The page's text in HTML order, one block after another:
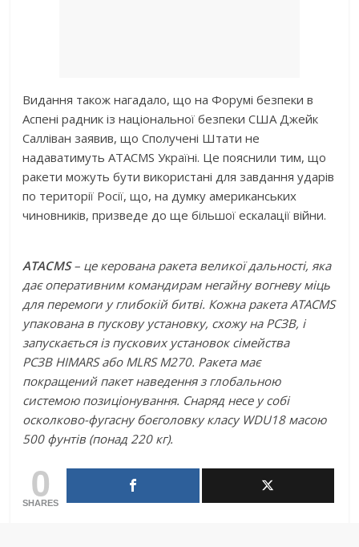
Видання також нагадало, що на Форумі безпеки в
Аспені радник із національної безпеки США Джейк
Салліван заявив, що Сполучені Штати не
надаватимуть ATACMS Україні. Це пояснили тим, що
ракети можуть бути використані для завдання ударів
по території Росії, що, на думку американських
чиновників, призведе до ще більшої ескалації війни.
ATACMS– це керована ракета великої дальності, яка
дає оперативним командирам негайну вогневу міць
для перемоги у глибокій битві. Кожна ракета ATACMS
упакована в пускову установку, схожу на РСЗВ, і
запускається із пускових установок сімейства
РСЗВ HIMARS або MLRS M270. Ракета має
покращений пакет наведення з глобальною
системою позиціонування. Снаряд несе у собі
осколково-фугасну боєголовку класу WDU18 масою
500 фунтів (понад 220 кг).
0
SHARES